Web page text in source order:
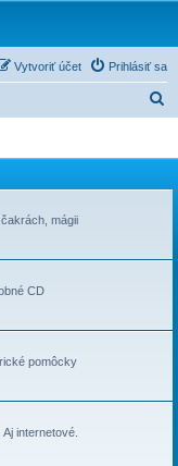
Prihlásiť sa
Vytvoriť účet
mágii
CD
pomôcky
internetové.